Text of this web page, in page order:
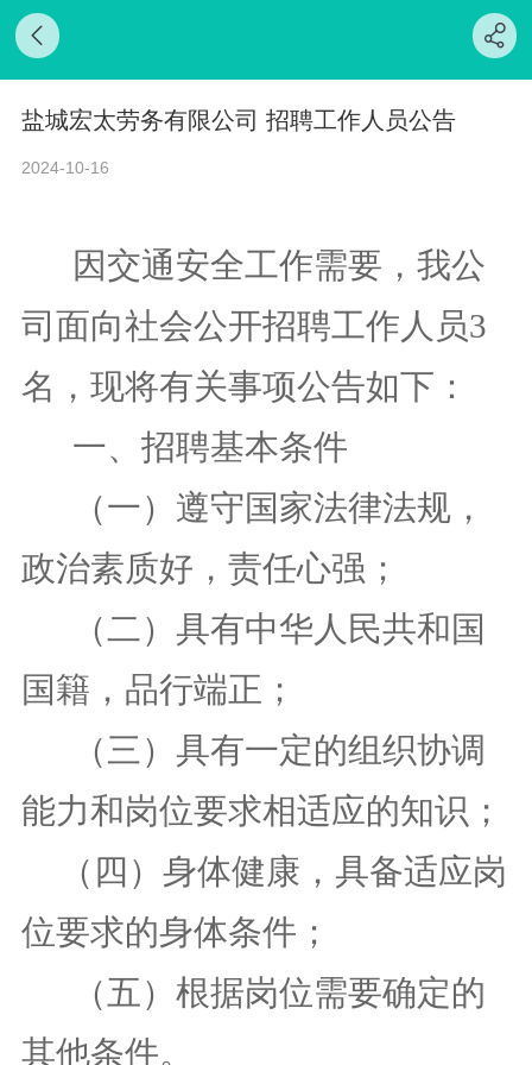
盐城宏太劳务有限公司 招聘工作人员公告
2024-10-16
因交通安全工作需要，我公
司面向社会公开招聘工作人员3
名 ，现将有关事项公告如下 ：
一、招聘基本条件
（一） 遵守国家法律法规，
政治素质好，责任心强；
（二）具有中华人民共和国
国籍， 品行端正 ；
（三）具有一定的组织协调
能力和岗位要求相适应的知识；
（ 四 ）身体健康 ，具备适应岗
位要求的身体条件；
（五）根据岗位需要确定的
其他条件。